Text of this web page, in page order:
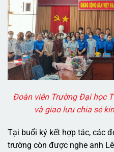
Đoàn viên Trường Đại học
và giao lưu chia sẻ
Tại buổi ký kết hợp tác, các
trường còn được nghe anh